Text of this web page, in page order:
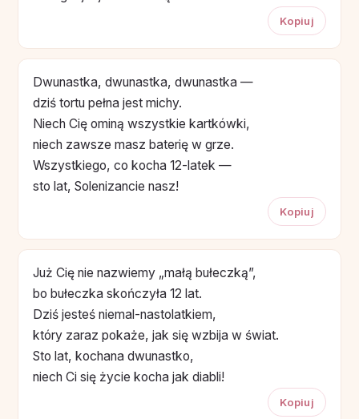
Kopiuj
Dwunastka, dwunastka, dwunastka —
dziś tortu pełna jest michy.
Niech Cię ominą wszystkie kartkówki,
niech zawsze masz baterię w grze.
Wszystkiego, co kocha 12-latek —
sto lat, Solenizancie nasz!
Kopiuj
Już Cię nie nazwiemy „małą bułeczką”,
bo bułeczka skończyła 12 lat.
Dziś jesteś niemal-nastolatkiem,
który zaraz pokaże, jak się wzbija w świat.
Sto lat, kochana dwunastko,
niech Ci się życie kocha jak diabli!
Kopiuj